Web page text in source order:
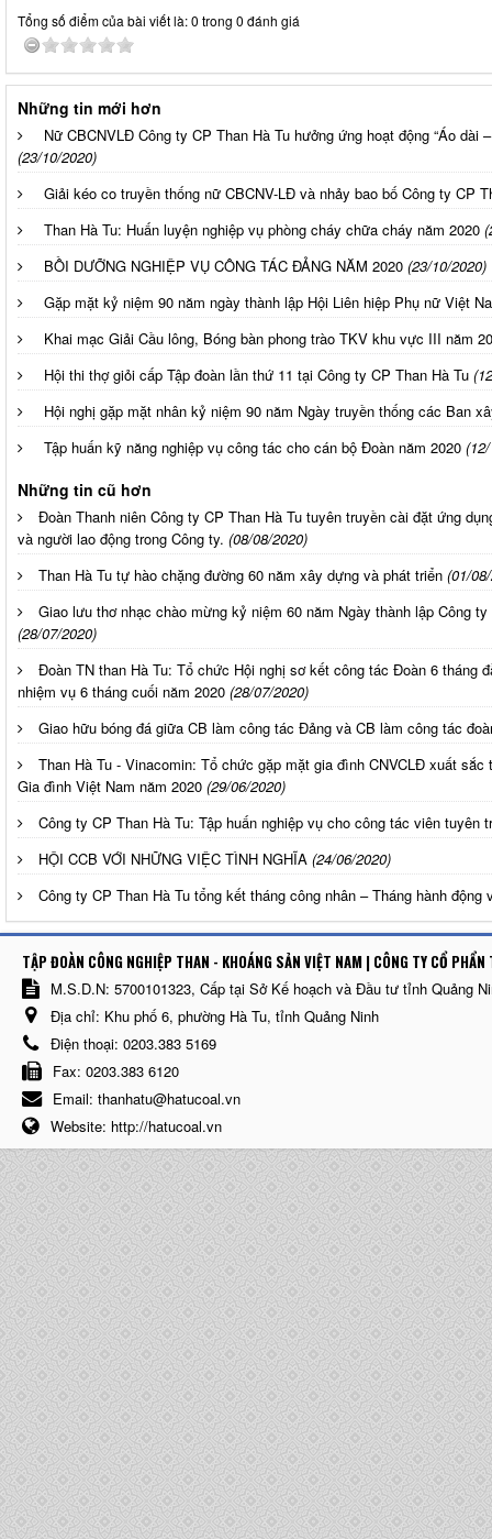
Tổng số điểm của bài viết là: 0 trong 0 đánh giá
Những tin mới hơn
Nữ CBCNVLĐ Công ty CP Than Hà Tu hưởng ứng hoạt động “Áo dài
(23/10/2020)
Giải kéo co truyền thống nữ CBCNV-LĐ và nhảy bao bố Công ty CP
Than Hà Tu: Huấn luyện nghiệp vụ phòng cháy chữa cháy năm 2020
BỒI DƯỠNG NGHIỆP VỤ CÔNG TÁC ĐẢNG NĂM 2020 (23/10/2020)
Gặp mặt kỷ niệm 90 năm ngày thành lập Hội Liên hiệp Phụ nữ Việt
Khai mạc Giải Cầu lông, Bóng bàn phong trào TKV khu vực III năm
Hội thi thợ giỏi cấp Tập đoàn lần thứ 11 tại Công ty CP Than Hà Tu
Hội nghị gặp mặt nhân kỷ niệm 90 năm Ngày truyền thống các Ban
Tập huấn kỹ năng nghiệp vụ công tác cho cán bộ Đoàn năm 2020
Những tin cũ hơn
Đoàn Thanh niên Công ty CP Than Hà Tu tuyên truyền cài đặt ứng
và người lao động trong Công ty. (08/08/2020)
Than Hà Tu tự hào chặng đường 60 năm xây dựng và phát triển (01/
Giao lưu thơ nhạc chào mừng kỷ niệm 60 năm Ngày thành lập Công
(28/07/2020)
Đoàn TN than Hà Tu: Tổ chức Hội nghị sơ kết công tác Đoàn 6 tháng
nhiệm vụ 6 tháng cuối năm 2020 (28/07/2020)
Giao hữu bóng đá giữa CB làm công tác Đảng và CB làm công tác
Than Hà Tu - Vinacomin: Tổ chức gặp mặt gia đình CNVCLĐ xuất
Gia đình Việt Nam năm 2020 (29/06/2020)
Công ty CP Than Hà Tu: Tập huấn nghiệp vụ cho công tác viên tuyên
HỘI CCB VỚI NHỮNG VIỆC TÌNH NGHĨA (24/06/2020)
Công ty CP Than Hà Tu tổng kết tháng công nhân – Tháng hành động
TẬP ĐOÀN CÔNG NGHIỆP THAN - KHOÁNG SẢN VIỆT NAM | CÔNG TY CỔ
M.S.D.N: 5700101323, Cấp tại Sở Kế hoạch và Đầu tư tỉnh Quảng
Địa chỉ: Khu phố 6, phường Hà Tu, tỉnh Quảng Ninh
Điện thoại: 0203.383 5169
Fax: 0203.383 6120
Email: thanhatu@hatucoal.vn
Website: http://hatucoal.vn